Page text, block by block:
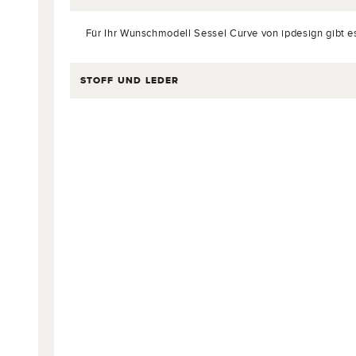
Für Ihr Wunschmodell Sessel Curve von ipdesign gibt
STOFF UND LEDER